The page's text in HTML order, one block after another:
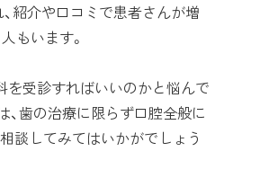
紹介や口コミで患者さんが増
もいます。
を受診すればいいのかと悩んで
、歯の治療に限らず口腔全般に
談してみてはいかがでしょう